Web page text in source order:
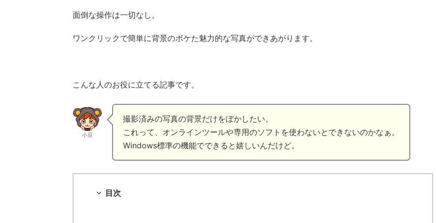
面倒な操作は一切なし。
ワンクリックで簡単に背景のボケた魅力的な写真ができあがります。
こんな人のお役に立てる記事です。
小豆
撮影済みの写真の背景だけをぼかしたい。
これって、オンラインツールや専用のソフトを使わないとできないのかなぁ。
Windows標準の機能でできると嬉しいんだけど。
目次